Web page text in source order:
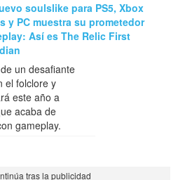
soulslike para PS5, Xbox
y PC muestra su prometedor
Así es The Relic First
un desafiante
el folclore y
este año a
acaba de
gameplay.